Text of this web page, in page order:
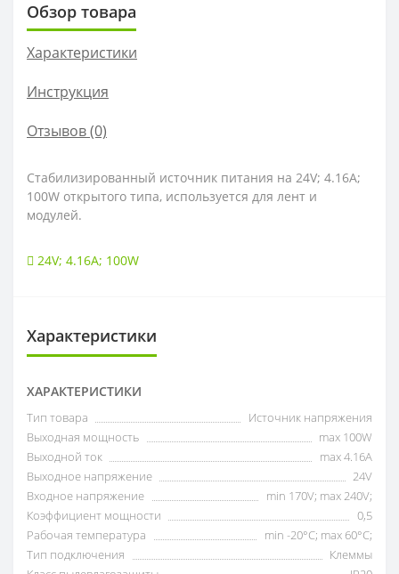
Обзор товара
Характеристики
Инструкция
Отзывов (0)
Стабилизированный источник питания на 24V; 4.16A;
100W открытого типа, используется для лент и
модулей.
24V; 4.16A; 100W
Характеристики
ХАРАКТЕРИСТИКИ
Тип товара
Источник напряжения
Выходная мощность
max 100W
Выходной ток
max 4.16А
Выходное напряжение
24V
Входное напряжение
min 170V; max 240V;
Коэффициент мощности
0,5
Рабочая температура
min -20°C; max 60°C;
Тип подключения
Клеммы